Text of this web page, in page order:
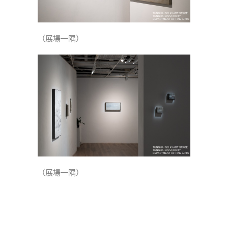
（展場一隅）
（展場一隅）